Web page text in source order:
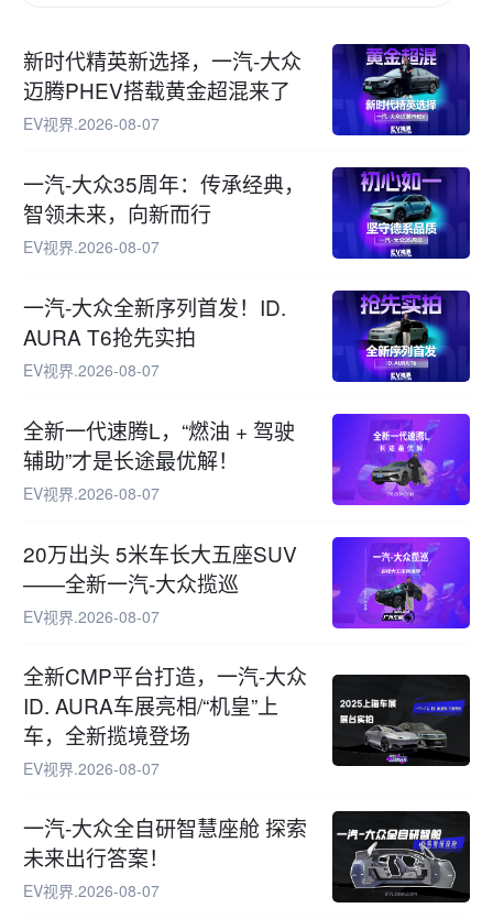
新时代精英新选择，一汽-大众
迈腾PHEV搭载黄金超混来了
EV视界.2026-08-07
一汽-大众35周年：传承经典，
智领未来，向新而行
EV视界.2026-08-07
一汽-大众全新序列首发！ID.
AURA T6抢先实拍
EV视界.2026-08-07
全新一代速腾L，“燃油 + 驾驶
辅助”才是长途最优解！
EV视界.2026-08-07
20万出头 5米车长大五座SUV
——全新一汽-大众揽巡
EV视界.2026-08-07
全新CMP平台打造，一汽-大众
ID. AURA车展亮相/“机皇”上
车，全新揽境登场
EV视界.2026-08-07
一汽-大众全自研智慧座舱 探索
未来出行答案！
EV视界.2026-08-07